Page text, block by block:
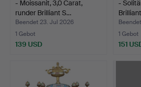
- Moissanit, 3,0 Carat,
runder Brilliant S…
Beendet 23. Jul 2026
1 Gebot
139 USD
-
1 Gebot
151